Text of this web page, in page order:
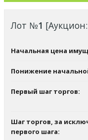
Лот №1 [Аукцион:
Начальная цена
Понижение
Первый шаг торгов:
Шаг торгов, за
первого шага: